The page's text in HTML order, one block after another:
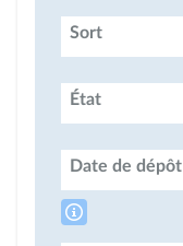
Sort
État
Date de dépôt